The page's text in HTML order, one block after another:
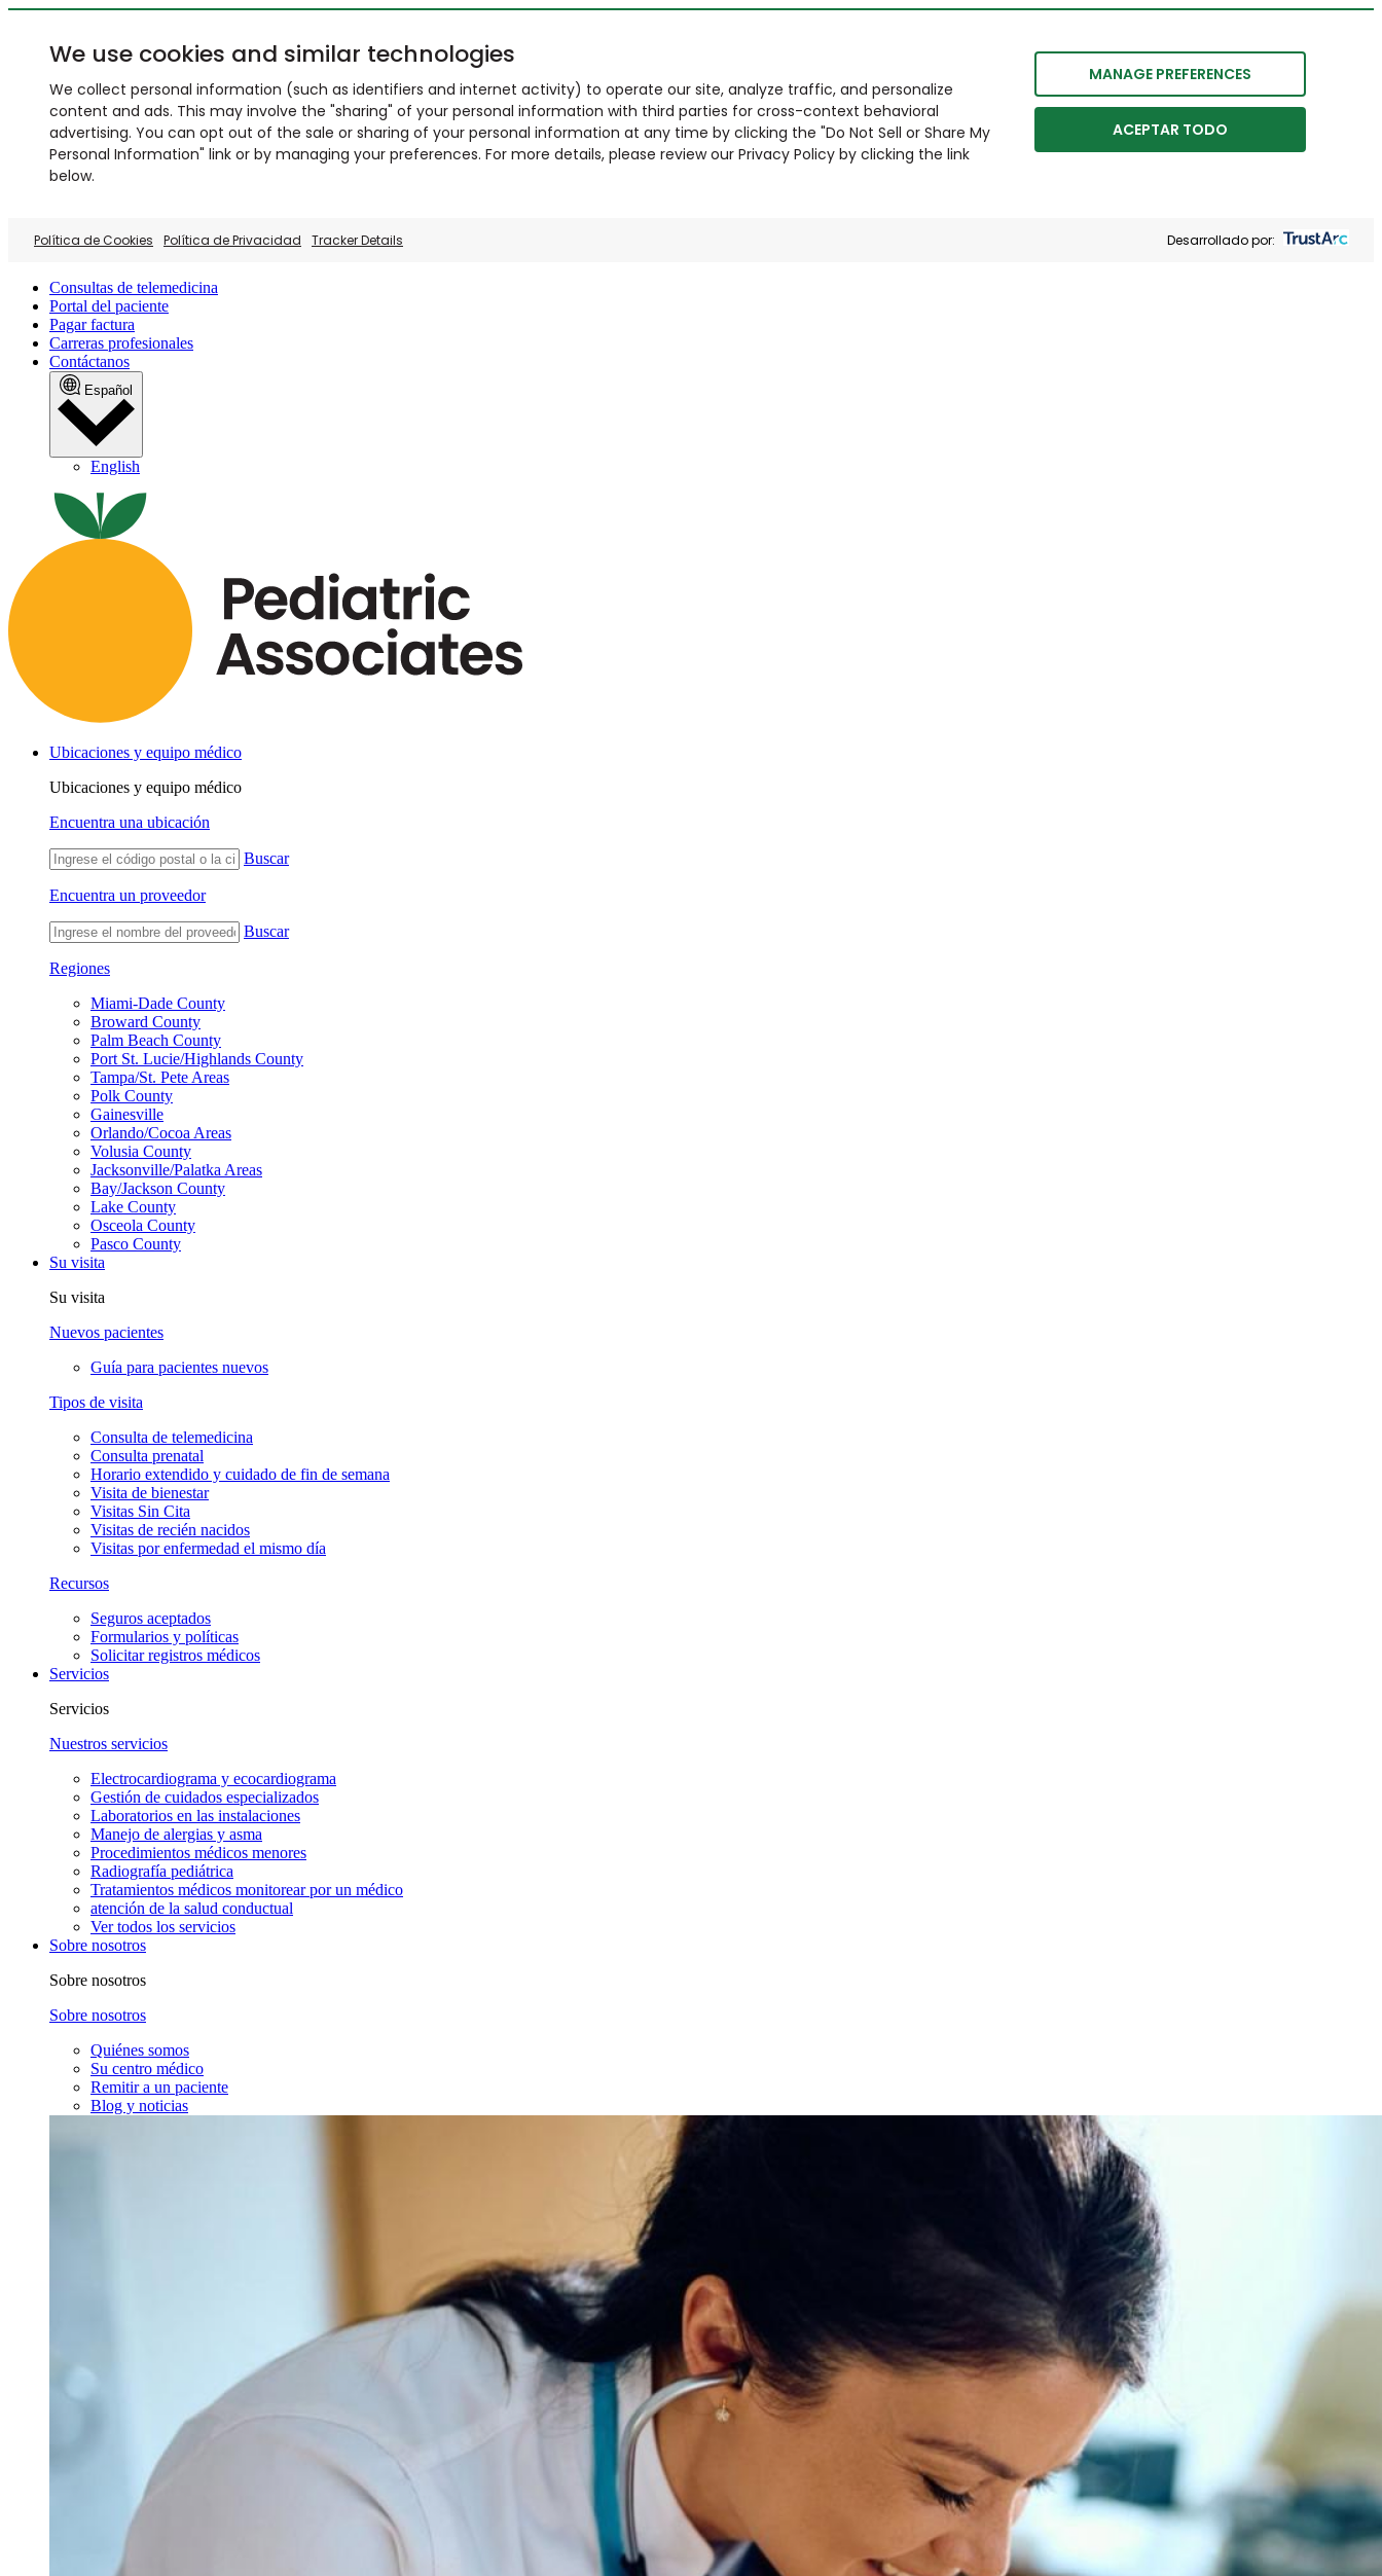
We use cookies and similar technologies
We collect personal information (such as identifiers and internet activity) to operate our site, analyze traffic, and personalize
content and ads. This may involve the "sharing" of your personal information with third parties for cross-context behavioral
advertising. You can opt out of the sale or sharing of your personal information at any time by clicking the "Do Not Sell or Share My
Personal Information" link or by managing your preferences. For more details, please review our Privacy Policy by clicking the link
below.
MANAGE PREFERENCES
ACEPTAR TODO
Política de Cookies Política de Privacidad Tracker Details Desarrollado por:
Consultas de telemedicina
Portal del paciente
Pagar factura
Carreras profesionales
Contáctanos
Español
English
Ubicaciones y equipo médico
Ubicaciones y equipo médico
Encuentra una ubicación
Buscar
Encuentra un proveedor
Buscar
Regiones
Miami-Dade County
Broward County
Palm Beach County
Port St. Lucie/Highlands County
Tampa/St. Pete Areas
Polk County
Gainesville
Orlando/Cocoa Areas
Volusia County
Jacksonville/Palatka Areas
Bay/Jackson County
Lake County
Osceola County
Pasco County
Su visita
Su visita
Nuevos pacientes
Guía para pacientes nuevos
Tipos de visita
Consulta de telemedicina
Consulta prenatal
Horario extendido y cuidado de fin de semana
Visita de bienestar
Visitas Sin Cita
Visitas de recién nacidos
Visitas por enfermedad el mismo día
Recursos
Seguros aceptados
Formularios y políticas
Solicitar registros médicos
Servicios
Servicios
Nuestros servicios
Electrocardiograma y ecocardiograma
Gestión de cuidados especializados
Laboratorios en las instalaciones
Manejo de alergias y asma
Procedimientos médicos menores
Radiografía pediátrica
Tratamientos médicos monitorear por un médico
atención de la salud conductual
Ver todos los servicios
Sobre nosotros
Sobre nosotros
Sobre nosotros
Quiénes somos
Su centro médico
Remitir a un paciente
Blog y noticias